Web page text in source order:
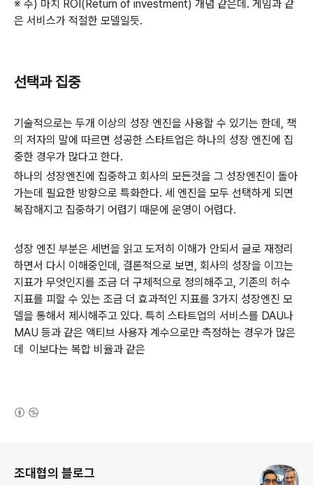
※ 주) 마치 ROI(Return of investment) 개념 같은데. 게임과 같
은 서비스가 적절한 모델일듯.
선택과 집중
기술적으로는 두개 이상의 성장 엔진을 사용할 수 있기는 한데, 책
의 저자의 말에 따르면 성공한 스타트업은 하나의 성장 엔진에 집
중한 경우가 많다고 한다.
하나의 성장엔진에 집중하고 회사의 모든것을 그 성장엔진이 돌아
가는데 필요한 방향으로 특화한다. 세 엔진을 모두 선택하게 되면
복잡해지고 집중하기 어렵기 때문에 운영이 어렵다.
성장 엔진 부분은 세번을 읽고 도저히 이해가 안되서 글로 재정리
하면서 다시 이해중인데, 결론적으로 보면, 회사의 성장을 이끄는
지표가 무엇인지를 조금 더 구체적으로 정의해주고, 기존의 허수
지표를 피할 수 있는 조금 더 효과적인 지표를 3가지 성장엔진 모
델을 통해서 제시해주고 있다. 특히 스타트업의 서비스를 DAU나
MAU 등과 같은 액티브 사용자 계수으로만 측정하는 경우가 많은
데 이보다는 복합 비율과 같은
조대협의 블로그